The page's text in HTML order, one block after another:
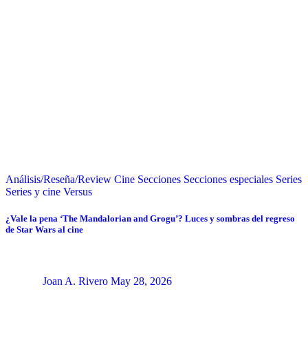
Análisis/Reseña/Review Cine Secciones Secciones especiales Series
Series y cine Versus
¿Vale la pena ‘The Mandalorian and Grogu’? Luces y sombras del regreso
de Star Wars al cine
Joan A. Rivero May 28, 2026